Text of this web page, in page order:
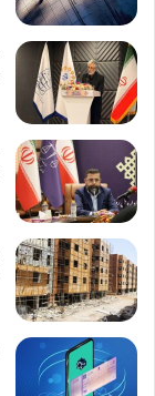
و
ش
ن
ا
س
ت
|
ب
ر
ن
ا
م
ه
ج
د